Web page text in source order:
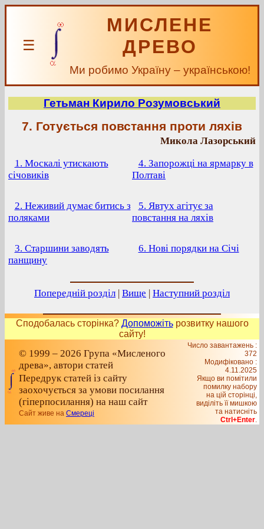
☰
МИСЛЕНЕ
ДРЕВО
Ми робимо Україну – українською!
Гетьман Кирило Розумовський
7. Готується повстання проти ляхів
Микола Лазорський
1. Москалі утискають
січовиків
2. Неживий думає битись з
поляками
3. Старшини заводять
панщину
4. Запорожці на ярмарку в
Полтаві
5. Явтух агітує за
повстання на ляхів
6. Нові порядки на Січі
Попередній розділ | Вище | Наступний розділ
Сподобалась сторінка? Допоможітьрозвитку нашого
сайту!
© 1999 – 2026 Група «Мисленого
древа», автори статей
Передрук статей із сайту
заохочується за умови посилання
(гіперпосилання) на наш сайт
Сайт живе на Смереці
Число завантажень :
372
Модифіковано :
4.11.2025
Якщо ви помітили
помилку набору
на цiй сторiнцi,
видiлiть її мишкою
та натисніть
Ctrl+Enter.